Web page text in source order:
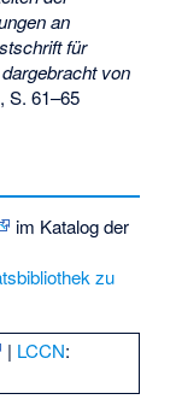
an
für
von
S. 61–65
im Katalog der
zu
| LCCN: